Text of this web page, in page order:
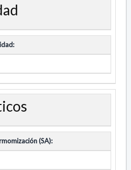
(SA):